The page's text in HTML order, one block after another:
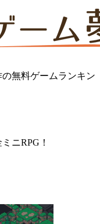
無料ゲームランキン
ニRPG！